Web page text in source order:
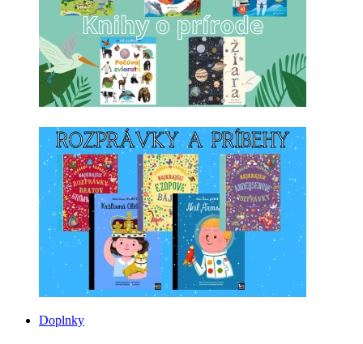
Doplnky